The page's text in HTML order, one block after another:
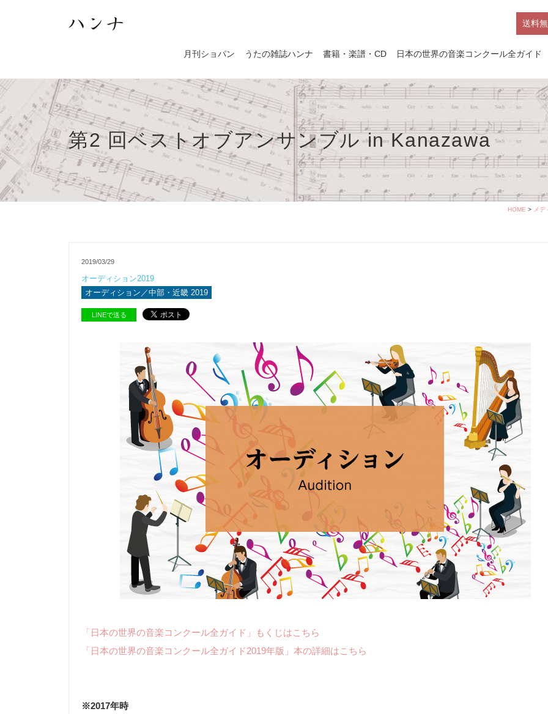
送料
月刊ショパン うたの雑誌ハンナ 書籍・楽譜・CD 日本の世界の音楽コンクール全ガイド
第2 回ベストオブアンサンブル in Kanazawa
HOME > メデ
2019/03/29
オーディション2019
オーディション／中部・近畿 2019
LINEで送る
「日本の世界の音楽コンクール全ガイド」もくじはこちら
「日本の世界の音楽コンクール全ガイド2019年版」本の詳細はこちら
※2017年時